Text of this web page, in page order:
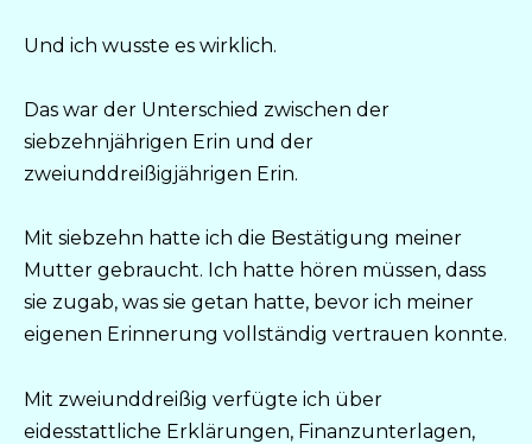
Und ich wusste es wirklich.
Das war der Unterschied zwischen der
siebzehnjährigen Erin und der
zweiunddreißigjährigen Erin.
Mit siebzehn hatte ich die Bestätigung meiner
Mutter gebraucht. Ich hatte hören müssen, dass
sie zugab, was sie getan hatte, bevor ich meiner
eigenen Erinnerung vollständig vertrauen konnte.
Mit zweiunddreißig verfügte ich über
eidesstattliche Erklärungen, Finanzunterlagen,